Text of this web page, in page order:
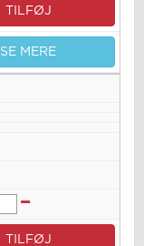
TILFØJ
SE MERE
TILFØJ